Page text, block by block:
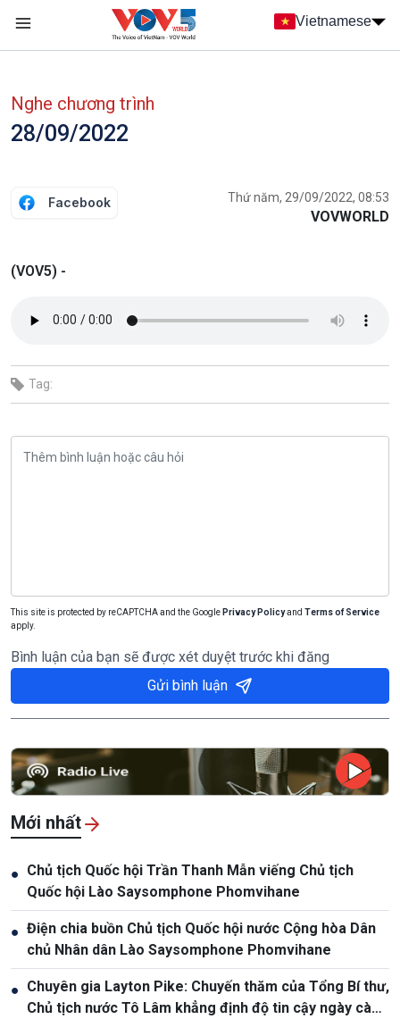
Nhảy đến nội dung
Vietnamese
Nghe chương trình
28/09/2022
Facebook Thứ năm, 29/09/2022, 08:53
VOVWORLD
(VOV5) -
Tag:
This site is protected by reCAPTCHA and the Google Privacy Policyand Terms of Service
apply.
Bình luận của bạn sẽ được xét duyệt trước khi đăng
Gửi bình luận
Mới nhất
● Chủ tịch Quốc hội Trần Thanh Mẫn viếng Chủ tịch
Quốc hội Lào Saysomphone Phomvihane
● Điện chia buồn Chủ tịch Quốc hội nước Cộng hòa Dân
chủ Nhân dân Lào Saysomphone Phomvihane
● Chuyên gia Layton Pike: Chuyến thăm của Tổng Bí thư,
Chủ tịch nước Tô Lâm khẳng định độ tin cậy ngày càng